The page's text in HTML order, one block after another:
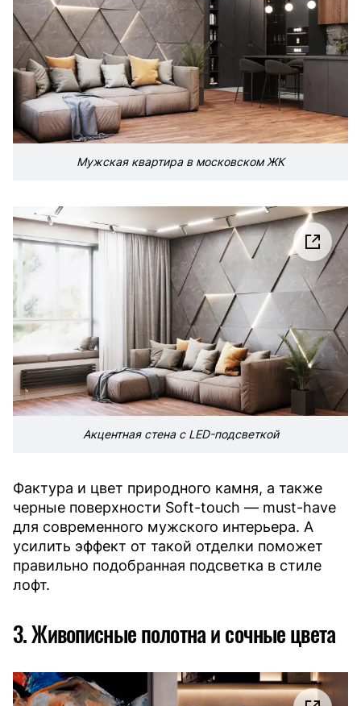
Мужская квартира в московском ЖК
Акцентная стена с LED-подсветкой
Фактура и цвет природного камня, а также
черные поверхности Soft-touch — must-have
для современного мужского интерьера. А
усилить эффект от такой отделки поможет
правильно подобранная подсветка в стиле
лофт.
3. Живописные полотна и сочные цвета